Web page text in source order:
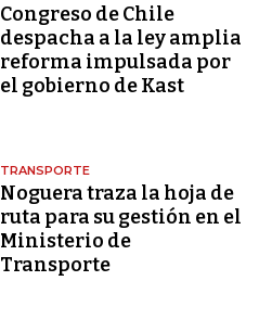
Congreso de Chile
despacha a la ley amplia
reforma impulsada por
el gobierno de Kast
TRANSPORTE
Noguera traza la hoja de
ruta para su gestión en el
Ministerio de
Transporte